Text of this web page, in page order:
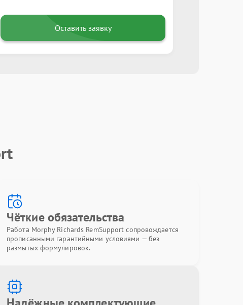
Оставить заявку
Чёткие обязательства
Работа Morphy Richards RemSupport сопровождается
прописанными гарантийными условиями — без
размытых формулировок.